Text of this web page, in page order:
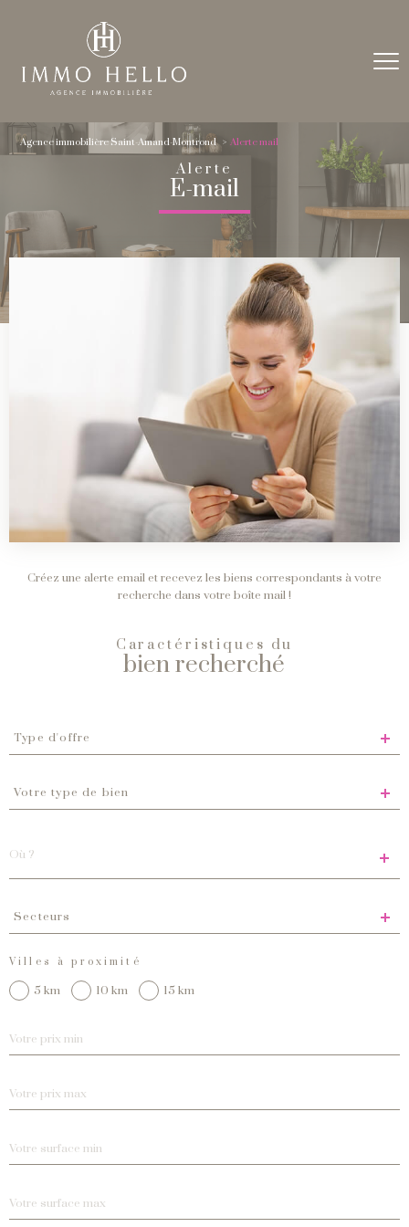
Agence immobilière Saint-Amand-Montrond Alerte mail
Alerte
E-mail
Créez une alerte email et recevez les biens correspondants à votre
recherche dans votre boîte mail !
Caractéristiques du
bien recherché
d'offre
Type d'offre
de
bien
Votre type de bien
Secteurs
Villes à proximité
5 km 10 km 15 km
min
max
min
max